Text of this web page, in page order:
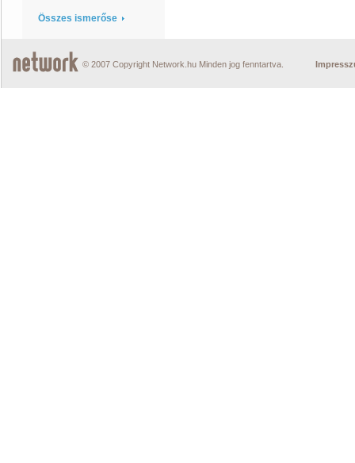
Összes ismerőse
© 2007 Copyright Network.hu Minden jog fenntartva.